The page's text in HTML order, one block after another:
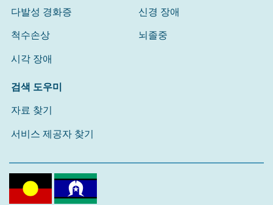
다발성 경화증
신경 장애
척수손상
뇌졸중
시각 장애
검색 도우미
자료 찾기
서비스 제공자 찾기